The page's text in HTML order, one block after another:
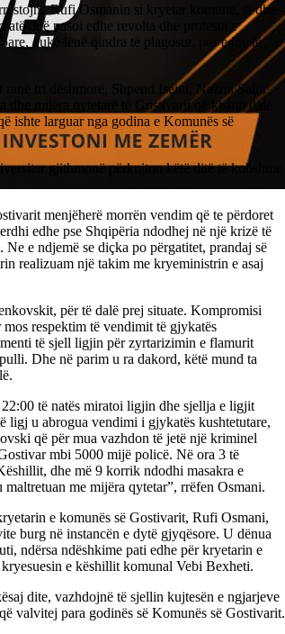
Rufi Osmanin si kryetar komune, si dhe
ditë pasoi edhe revolta dhe protesta e
duke lënë qindra të plagosur, por edhe të
tri dëshmorë, Shpend Iseini, Nazmi Saliu
mijëra qytetarë të Gostivarit që kishin dalë
ishte larguar nga godina e Komunës së
gjithmonë përkujton këtë ditë të kobshme
menjëherë morrën vendim që te përdoret
edhe pse Shqipëria ndodhej në një krizë të
e ndjemë se diçka po përgatitet, prandaj së
realizuam një takim me kryeministrin e asaj
për të dalë prej situate. Kompromisi
respektim të vendimit të gjykatës
të sjell ligjin për zyrtarizimin e flamurit
Dhe në parim u ra dakord, këtë mund ta
të natës miratoi ligjin dhe sjellja e ligjit
ligj u abrogua vendimi i gjykatës kushtetutare,
që për mua vazhdon të jetë një kriminel
mbi 5000 mijë policë. Në ora 3 të
dhe më 9 korrik ndodhi masakra e
me mijëra qytetar”, rrëfen Osmani.
e komunës së Gostivarit, Rufi Osmani,
burg në instancën e dytë gjyqësore. U dënua
ndërsa ndëshkime pati edhe për kryetarin e
e këshillit komunal Vebi Bexheti.
dite, vazhdojnë të sjellin kujtesën e ngjarjeve
valvitej para godinës së Komunës së Gostivarit.